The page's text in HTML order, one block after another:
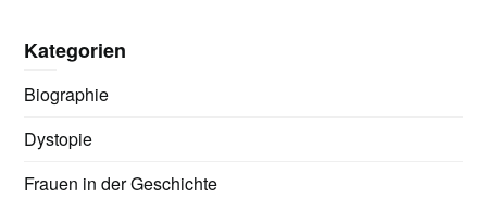
Kategorien
Biographie
Dystopie
Frauen in der Geschichte